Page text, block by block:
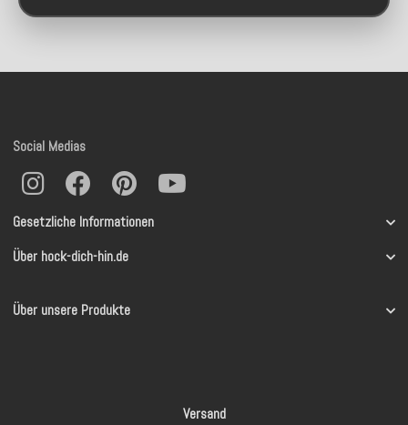
Gesetzliche Informationen
Über hock-dich-hin.de
Über unsere Produkte
Social Medias
Versand